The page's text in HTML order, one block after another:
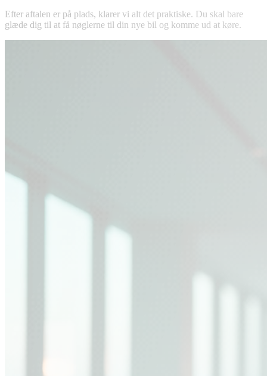
Efter aftalen er på plads, klarer vi alt det praktiske. Du skal bare
glæde dig til at få nøglerne til din nye bil og komme ud at køre.